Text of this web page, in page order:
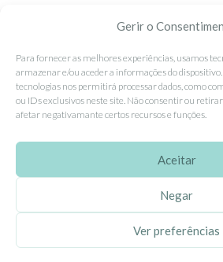
Gerir o
Para fornecer as melhores experiências, usamos
armazenar e/ou aceder a informações do
tecnologias nos permitirá processar dados, como
ou IDs exclusivos neste site. Não consentir ou
afetar negativamante certos recursos e funções.
Aceitar
Negar
Ver preferências
SEGUE-NOS
Facebook
Instagram
Pinterest